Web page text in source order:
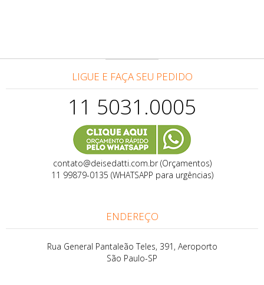
LIGUE E FAÇA SEU PEDIDO
11 5031.0005
contato@deisedatti.com.br (Orçamentos)
11 99879-0135 (WHATSAPP para urgências)
ENDEREÇO
Rua General Pantaleão Teles, 391, Aeroporto
São Paulo-SP